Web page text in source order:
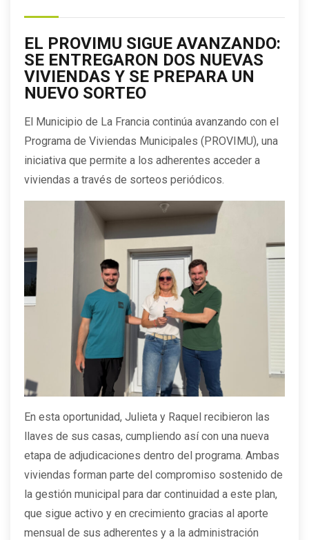
EL PROVIMU SIGUE AVANZANDO:
SE ENTREGARON DOS NUEVAS
VIVIENDAS Y SE PREPARA UN
NUEVO SORTEO
El Municipio de La Francia continúa avanzando con el
Programa de Viviendas Municipales (PROVIMU), una
iniciativa que permite a los adherentes acceder a
viviendas a través de sorteos periódicos.
En esta oportunidad, Julieta y Raquel recibieron las
llaves de sus casas, cumpliendo así con una nueva
etapa de adjudicaciones dentro del programa. Ambas
viviendas forman parte del compromiso sostenido de
la gestión municipal para dar continuidad a este plan,
que sigue activo y en crecimiento gracias al aporte
mensual de sus adherentes y a la administración